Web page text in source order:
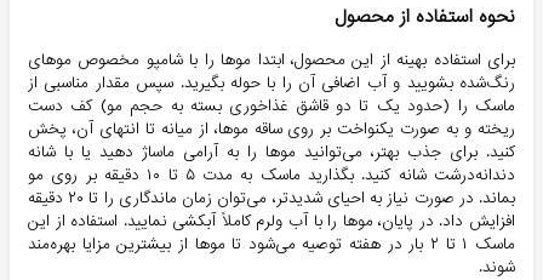
نحوه استفاده از محصول
برای استفاده بهینه از این محصول، ابتدا موها را با شامپو مخصوص موهای
رنگ‌شده بشویید و آب اضافی آن را با حوله بگیرید. سپس مقدار مناسبی از
ماسک را (حدود یک تا دو قاشق غذاخوری بسته به حجم مو) کف دست
ریخته و به صورت یکنواخت بر روی ساقه موها، از میانه تا انتهای آن، پخش
کنید. برای جذب بهتر، می‌توانید موها را به آرامی ماساژ دهید یا با شانه
دندانه‌درشت شانه کنید. بگذارید ماسک به مدت ۵ تا ۱۰ دقیقه بر روی مو
بماند. در صورت نیاز به احیای شدیدتر، می‌توان زمان ماندگاری را تا ۲۰ دقیقه
افزایش داد. در پایان، موها را با آب ولرم کاملاً آبکشی نمایید. استفاده از این
ماسک ۱ تا ۲ بار در هفته توصیه می‌شود تا موها از بیشترین مزایا بهره‌مند
شوند.